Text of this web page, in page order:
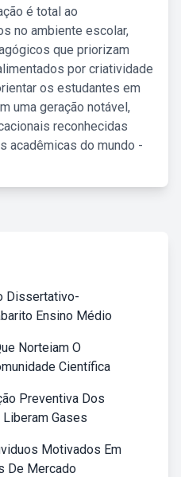
é total ao
no ambiente escolar,
que priorizam
por criatividade
os estudantes em
uma geração notável,
reconhecidas
acadêmicas do mundo -
Dissertativo-
Ensino Médio
Norteiam O
Científica
Preventiva Dos
Gases
Motivados Em
De Mercado